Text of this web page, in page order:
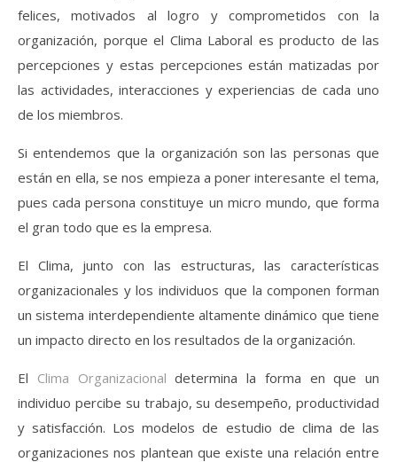
felices, motivados al logro y comprometidos con la
organización, porque el Clima Laboral es producto de las
percepciones y estas percepciones están matizadas por
las actividades, interacciones y experiencias de cada uno
de los miembros.
Si entendemos que la organización son las personas que
están en ella, se nos empieza a poner interesante el tema,
pues cada persona constituye un micro mundo, que forma
el gran todo que es la empresa.
El Clima, junto con las estructuras, las características
organizacionales y los individuos que la componen forman
un sistema interdependiente altamente dinámico que tiene
un impacto directo en los resultados de la organización.
El Clima Organizacional determina la forma en que un
individuo percibe su trabajo, su desempeño, productividad
y satisfacción. Los modelos de estudio de clima de las
organizaciones nos plantean que existe una relación entre